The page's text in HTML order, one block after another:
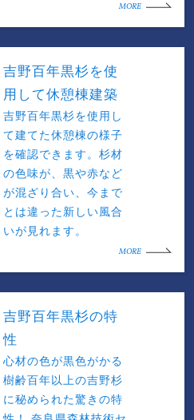
MORE
吉野百年黒杉を使
用して休憩棟建築
吉野百年黒杉を使用し
て建てた休憩棟の様子
を確認できます。杉材
の色味が、黒や赤など
が混ざり合い、今まで
とは違った新しい風合
いが見れます。
MORE
吉野百年黒杉の特
性
心材の色が黒色がかる
樹齢百年以上の吉野杉
に秘められた驚きの特